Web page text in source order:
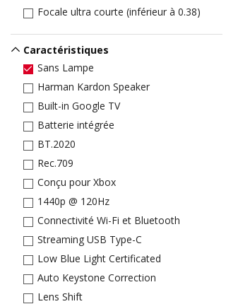
Focale ultra courte (inférieur à 0.38)
Caractéristiques
Sans Lampe
Harman Kardon Speaker
Built-in Google TV
Batterie intégrée
BT.2020
Rec.709
Conçu pour Xbox
1440p @ 120Hz
Connectivité Wi-Fi et Bluetooth
Streaming USB Type-C
Low Blue Light Certificated
Auto Keystone Correction
Lens Shift